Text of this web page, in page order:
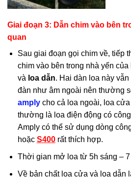
Giai đoạn 3: Dẫn chim vào bên
quan
Sau giai đoạn gọi chim về, tiếp
chim vào bên trong nhà yến của
và loa dẫn. Hai dàn loa này
đàn như âm ngoài nên thường
amplycho cả loa ngoài, loa
thường là loa điện động có
Amply có thể sử dụng dòng
hoặc S400rất thích hợp.
Thời gian mở loa từ 5h sáng –
Về bản chất loa cửa và loa dẫn